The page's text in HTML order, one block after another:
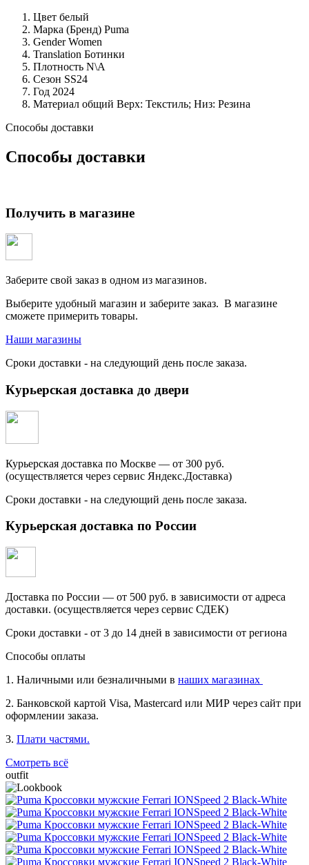
Цвет белый
Марка (Бренд) Puma
Gender Women
Translation Ботинки
Плотность N\A
Сезон SS24
Год 2024
Материал общий Верх: Текстиль; Низ: Резина
Способы доставки
Способы доставки
Получить в магазине
Заберите свой заказ в одном из магазинов.
Выберите удобный магазин и заберите заказ. В магазине
сможете примерить товары.
Наши магазины
Сроки доставки - на следующий день после заказа.
Курьерская доставка до двери
Курьерская доставка по Москве — от 300 руб.
(осуществляется через сервис Яндекс.Доставка)
Сроки доставки - на следующий день после заказа.
Курьерская доставка по России
Доставка по России — от 500 руб. в зависимости от адреса
доставки. (осуществляется через сервис СДЕК)
Сроки доставки - от 3 до 14 дней в зависимости от региона
Способы оплаты
1. Наличными или безналичными в наших магазинах
2. Банковской картой Visa, Mastercard или МИР через сайт при
оформлении заказа.
3. Плати частями.
Смотреть всё
outfit